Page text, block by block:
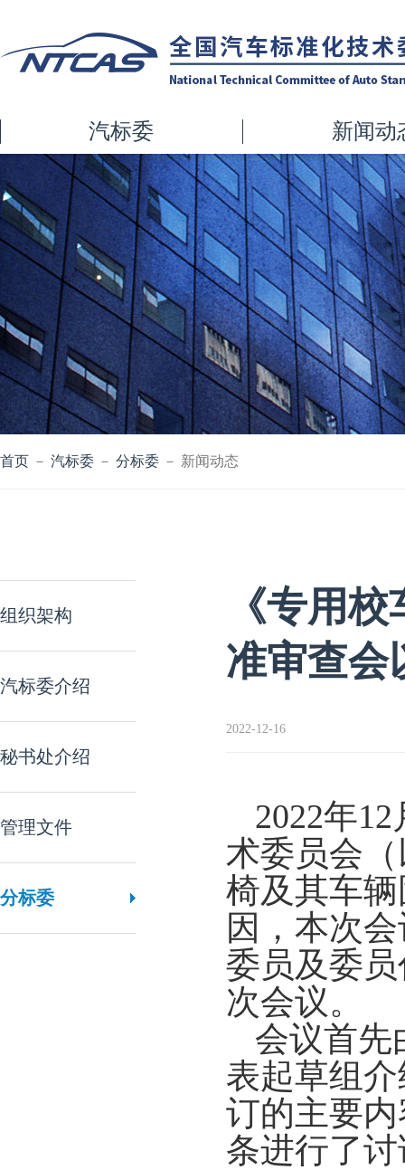
汽标委 新闻动
首页 － 汽标委 － 分标委 － 新闻动态
组织架构
汽标委介绍
秘书处介绍
管理文件
分标委
《专用
准审查会
2022-12-16
2022年
术委员会
椅及其车
因，本次
委员及委
次会议。
会议首先
表起草组
订的主要
条进行了